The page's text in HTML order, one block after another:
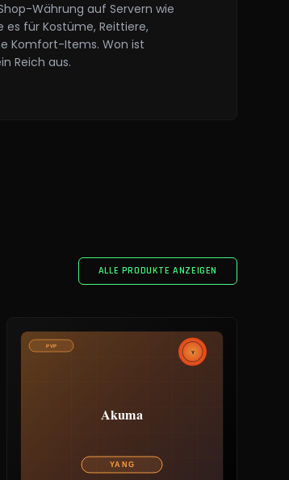
Währung auf Servern wie
es für Kostüme, Reittiere,
Komfort-Items. Won ist
Reich aus.
ALLE PRODUKTE ANZEIGEN